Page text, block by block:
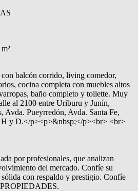
balcón corrido, living comedor,
cocina completa con muebles altos
baño completo y toilette. Muy
al 2100 entre Uriburu y Junín,
Avda. Pueyrredón, Avda. Santa Fe,
H y D.</p><p>&nbsp;</p><br> <br>
por profesionales, que analizan
del mercado. Confíe su
con respaldo y prestigio. Confíe